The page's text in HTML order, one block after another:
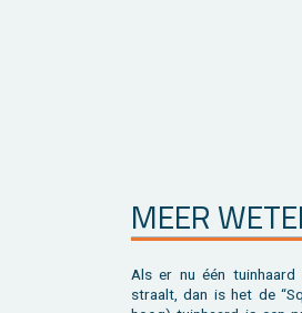
MEER
Als er nu één
straalt, dan is het de
bo­ven­kant kan je